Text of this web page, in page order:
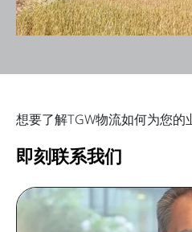
想要了解TGW物流如何为您的
即刻联系我们